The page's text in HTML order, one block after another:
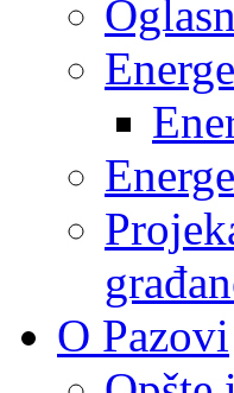
O Pazovi